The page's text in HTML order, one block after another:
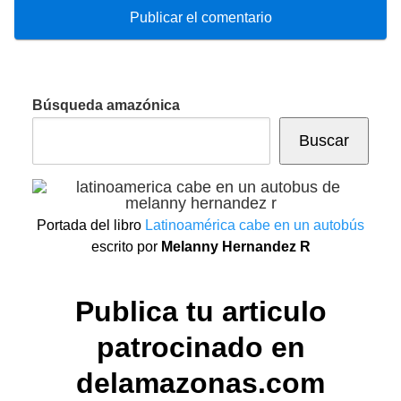
Búsqueda amazónica
Buscar
Portada del libro Latinoamérica cabe en un autobús
escrito por Melanny Hernandez R
Publica tu articulo
patrocinado en
delamazonas.com